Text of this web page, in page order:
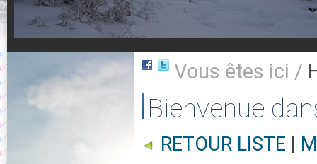
Vous êtes ici /
Bienvenue
RETOUR LISTE |